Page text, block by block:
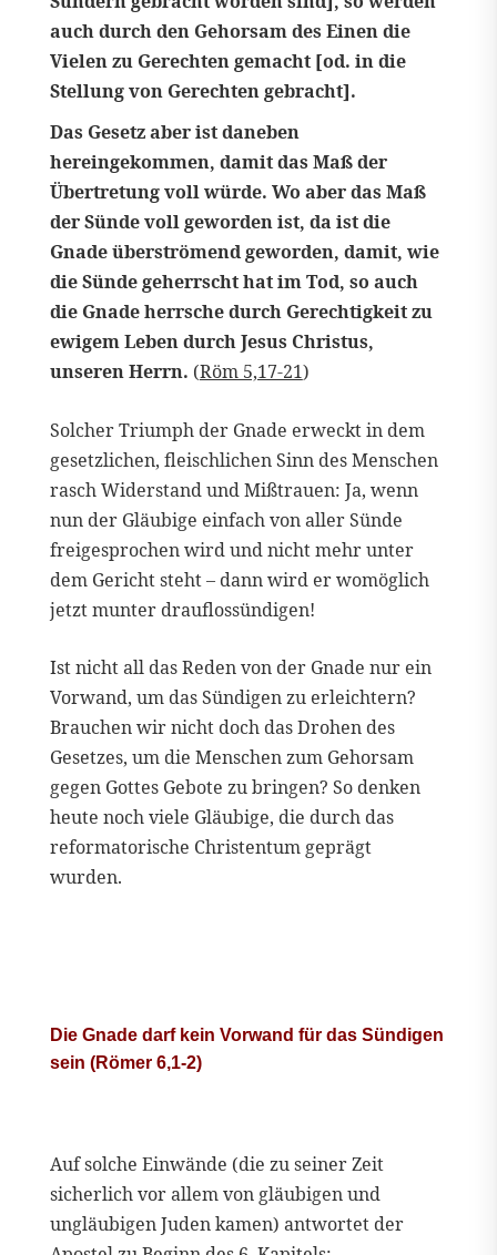
auch durch den Gehorsam des Einen die
Vielen zu Gerechten gemacht [od. in die
Stellung von Gerechten gebracht].
Das Gesetz aber ist daneben
hereingekommen, damit das Maß der
Übertretung voll würde. Wo aber das Maß
der Sünde voll geworden ist, da ist die
Gnade überströmend geworden, damit, wie
die Sünde geherrscht hat im Tod, so auch
die Gnade herrsche durch Gerechtigkeit zu
ewigem Leben durch Jesus Christus,
unseren Herrn. (Röm 5,17-21)
Solcher Triumph der Gnade erweckt in dem
gesetzlichen, fleischlichen Sinn des Menschen
rasch Widerstand und Mißtrauen: Ja, wenn
nun der Gläubige einfach von aller Sünde
freigesprochen wird und nicht mehr unter
dem Gericht steht – dann wird er womöglich
jetzt munter drauflossündigen!
Ist nicht all das Reden von der Gnade nur ein
Vorwand, um das Sündigen zu erleichtern?
Brauchen wir nicht doch das Drohen des
Gesetzes, um die Menschen zum Gehorsam
gegen Gottes Gebote zu bringen? So denken
heute noch viele Gläubige, die durch das
reformatorische Christentum geprägt
wurden.
Die Gnade darf kein Vorwand für das Sündigen
sein (Römer 6,1-2)
Auf solche Einwände (die zu seiner Zeit
sicherlich vor allem von gläubigen und
ungläubigen Juden kamen) antwortet der